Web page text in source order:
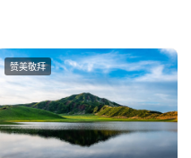
赞美敬拜